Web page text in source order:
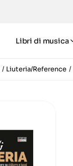
Libri di musica
Liuteria/Reference